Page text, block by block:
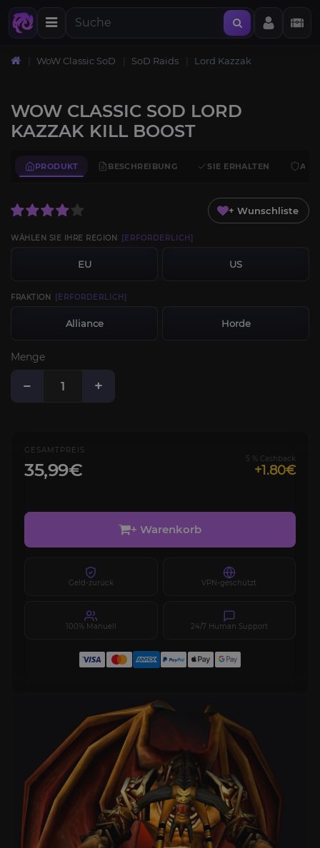
WoW Classic SoD SoD Raids Lord Kazzak
WOW CLASSIC SOD LORD
KAZZAK KILL BOOST
PRODUKT BESCHREIBUNG SIE ERHALTEN
+ Wunschliste
WÄHLEN SIE IHRE REGION [ERFORDERLICH]
EU US
FRAKTION [ERFORDERLICH]
Alliance Horde
Menge
− +
GESAMTPREIS
35,99€
5 % Cashback
+1.80€
+ Warenkorb
Geld-zurück VPN-geschützt
100% Manuell 24/7 Human Support